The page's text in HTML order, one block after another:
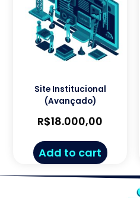
Site Institucional
(Avançado)
R$18.000,00
Add to cart